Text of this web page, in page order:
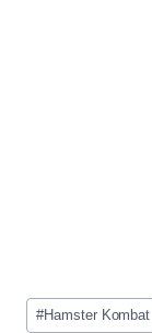
Etiquetas
#Hamster Kombat